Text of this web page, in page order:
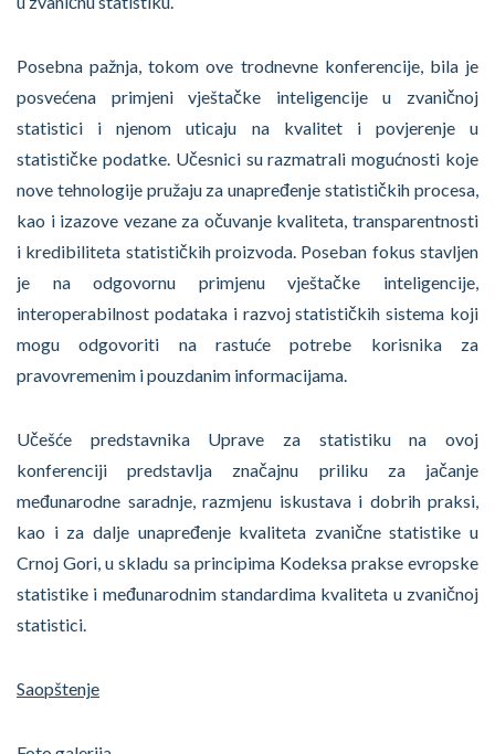
Posebna pažnja, tokom ove trodnevne konferencije, bila je
posvećena primjeni vještačke inteligencije u zvaničnoj
statistici i njenom uticaju na kvalitet i povjerenje u
statističke podatke. Učesnici su razmatrali mogućnosti koje
nove tehnologije pružaju za unapređenje statističkih procesa,
kao i izazove vezane za očuvanje kvaliteta, transparentnosti
i kredibiliteta statističkih proizvoda. Poseban fokus stavljen
je na odgovornu primjenu vještačke inteligencije,
interoperabilnost podataka i razvoj statističkih sistema koji
mogu odgovoriti na rastuće potrebe korisnika za
pravovremenim i pouzdanim informacijama.
Učešće predstavnika Uprave za statistiku na ovoj
konferenciji predstavlja značajnu priliku za jačanje
međunarodne saradnje, razmjenu iskustava i dobrih praksi,
kao i za dalje unapređenje kvaliteta zvanične statistike u
Crnoj Gori, u skladu sa principima Kodeksa prakse evropske
statistike i međunarodnim standardima kvaliteta u zvaničnoj
statistici.
Saopštenje